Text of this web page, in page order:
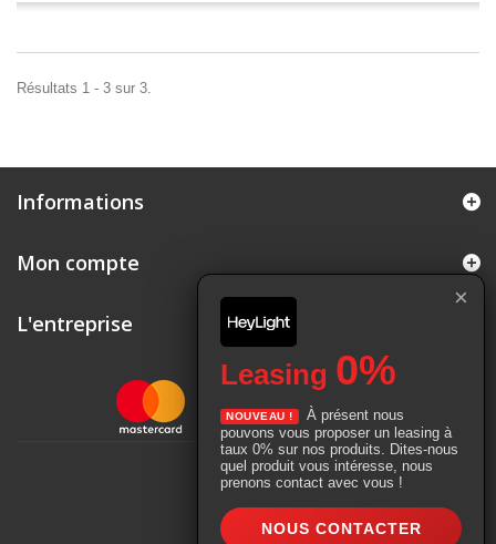
Résultats 1 - 3 sur 3.
Informations
Mon compte
L'entreprise
© 2026 - Service Machines Colloud SA |
×
Leasing 0%
NOUVEAU !
À présent nous
pouvons vous proposer un leasing à
taux 0% sur nos produits. Dites-nous
quel produit vous intéresse, nous
prenons contact avec vous !
NOUS CONTACTER